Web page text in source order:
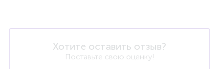
Хотите оставить отзыв?
Поставьте свою оценку!